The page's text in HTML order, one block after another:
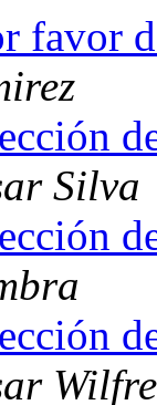
favor
Silva